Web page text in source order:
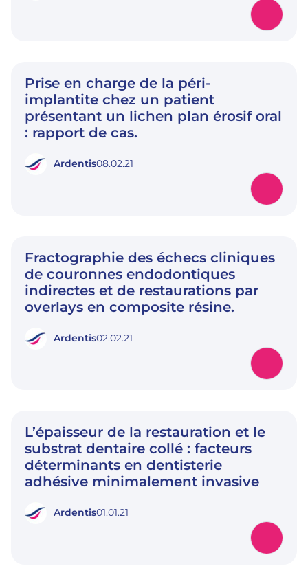
Prise en charge de la péri-
implantite chez un patient
présentant un lichen plan érosif oral
: rapport de cas.
Ardentis08.02.21
Fractographie des échecs cliniques
de couronnes endodontiques
indirectes et de restaurations par
overlays en composite résine.
Ardentis02.02.21
L’épaisseur de la restauration et le
substrat dentaire collé : facteurs
déterminants en dentisterie
adhésive minimalement invasive
Ardentis01.01.21